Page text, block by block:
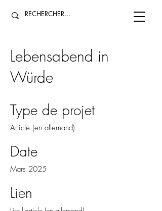
Lebensabend in
Würde
Type de projet
Article (en allemand)
Date
Mars 2025
Lien